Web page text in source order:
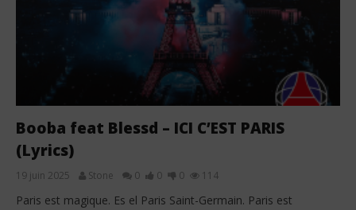
Booba feat Blessd – ICI C’EST PARIS
(Lyrics)
19 juin 2025 Stone 0 0 0 114
Paris est magique. Es el Paris Saint-Germain. Paris est